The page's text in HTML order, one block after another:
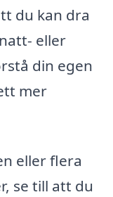
du kan dra
eller
din egen
mer
eller flera
se till att du